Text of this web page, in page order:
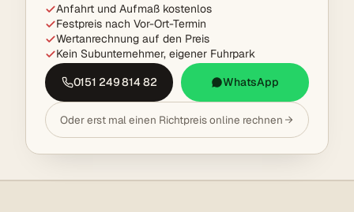
Anfahrt und Aufmaß kostenlos
Festpreis nach Vor-Ort-Termin
Wertanrechnung auf den Preis
Kein Subunternehmer, eigener Fuhrpark
0151 249 814 82
WhatsApp
Oder erst mal einen Richtpreis online rechnen